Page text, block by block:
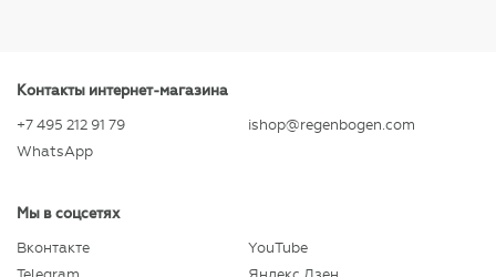
Контакты интернет-магазина
+7 495 212 91 79
WhatsApp
ishop@regenbogen.com
Мы в соцсетях
Вконтакте
YouTube